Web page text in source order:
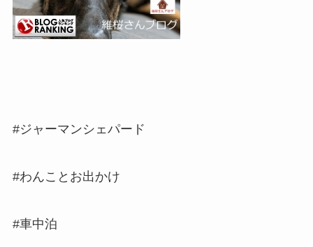
#ジャーマンシェパード
#わんことお出かけ
#車中泊